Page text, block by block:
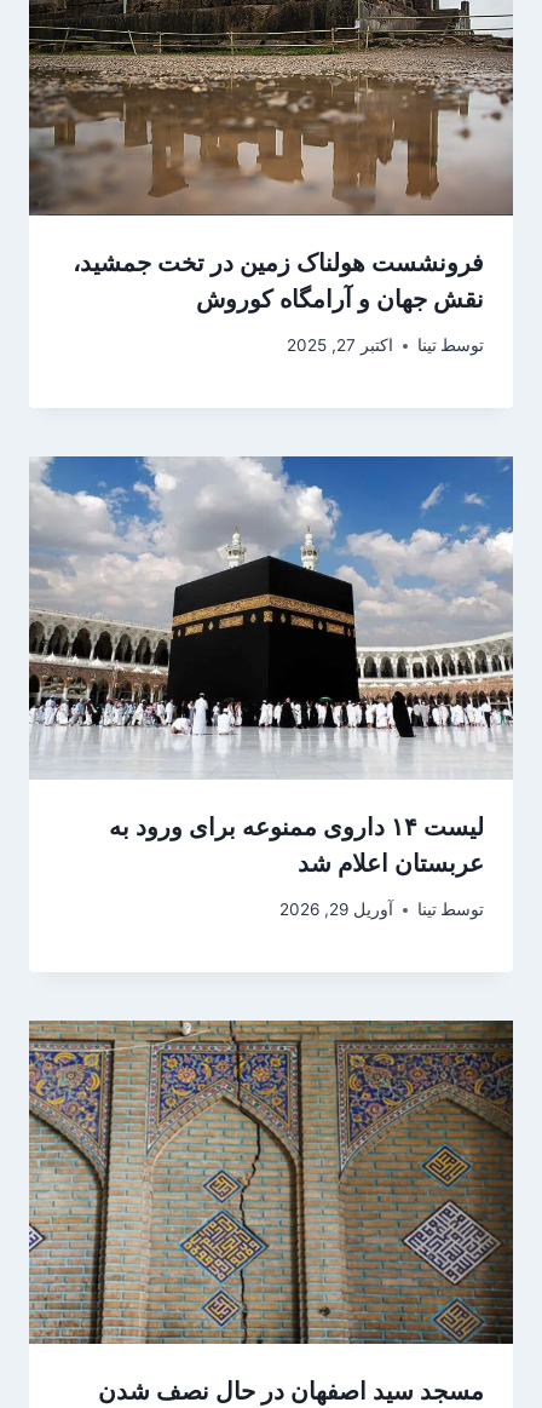
فرونشست هولناک زمین در تخت جمشید،
نقش جهان و آرامگاه کوروش
توسط تینا اکتبر 27, 2025
لیست ۱۴ داروی ممنوعه برای ورود به
عربستان اعلام شد
توسط تینا آوریل 29, 2026
مسجد سید اصفهان در حال نصف شدن